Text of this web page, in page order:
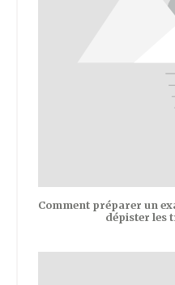
Comment préparer un
dépister les